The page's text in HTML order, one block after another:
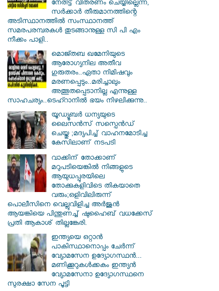
നേരിട്ട് വിതരണം ചെയ്യില്ലെന്ന,
സർക്കാർ തീരുമാനത്തിന്റെ
അടിസ്ഥാനത്തിൽ സംസ്ഥാനത്ത്
സമരപരമ്പരകൾ തുടങ്ങാനുള്ള സി പി എം
നീക്കം പാളി..
മൊജ്തബ ഖമേനിയുടെ
ആരോഗ്യനില അതീവ
ഗുരുതരം..ഏതാ നിമിഷവും
മരണപ്പെടും..മരിച്ചാലും
അത്ഭുതപ്പെടാനില്ല എന്നുള്ള
സാഹചര്യം..ടെഹ്റാനിൽ ഭയം നിഴലിക്കുന്നു..
യൂഡ്യൂബർ ധന്യയുടെ
ലൈസൻസ് സസ്പെൻഡ്
ചെയ്തു ;മദ്യപിച്ച് വാഹനമോടിച്ച
കേസിലാണ് നടപടി
വാക്കിന് തോക്കാണ്
മറുപടിയെങ്കിൽ നിങ്ങളുടെ
ആയുധപ്പുരയിലെ
തോക്കുകളിവിടെ തികയാതെ
വരും;ഒളിവിലിരുന്ന്
പൊലീസിനെ വെല്ലുവിളിച്ച അർജുൻ
ആയങ്കിയെ പിന്തുണച്ച് ഷുഹൈബ് വധക്കേസ്
പ്രതി ആകാശ് തില്ലങ്കേരി.
ഇന്ത്യയെ ഒറ്റാൻ
പാകിസ്ഥാനൊപ്പം ചേർന്ന്
വ്യോമസേന ഉദ്യോ​ഗസ്ഥൻ...
മണിക്കൂറുകൾക്കകം ഇന്ത്യൻ
വ്യോമസേനാ ഉദ്യോഗസ്ഥനെ
സുരക്ഷാ സേന പൂട്ടി